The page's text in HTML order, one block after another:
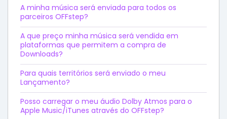
A minha música será enviada para todos os
parceiros OFFstep?
A que preço minha música será vendida em
plataformas que permitem a compra de
Downloads?
Para quais territórios será enviado o meu
Lançamento?
Posso carregar o meu áudio Dolby Atmos para o
Apple Music/iTunes através do OFFstep?